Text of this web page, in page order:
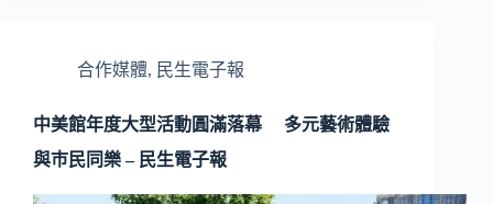
合作媒體, 民生電子報
中美館年度大型活動圓滿落幕 多元藝術體驗
與巿民同樂 – 民生電子報